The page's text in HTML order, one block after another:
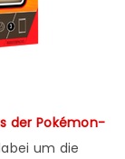
der Pokémon-
um die